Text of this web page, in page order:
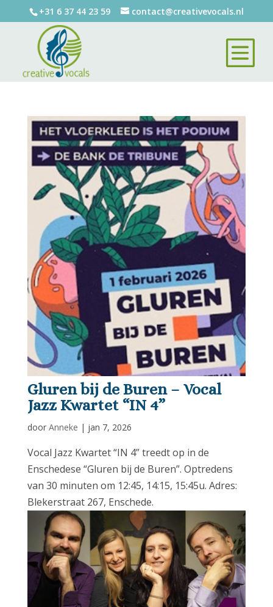
+31 6 37 44 23 59 contact@creativevocals.nl
Gluren bij de Buren – Vocal
Jazz Kwartet “IN 4”
door Anneke | jan 7, 2026
Vocal Jazz Kwartet “IN 4” treedt op in de
Enschedese “Gluren bij de Buren”. Optredens
van 30 minuten om 12:45, 14:15, 15:45u. Adres:
Blekerstraat 267, Enschede.